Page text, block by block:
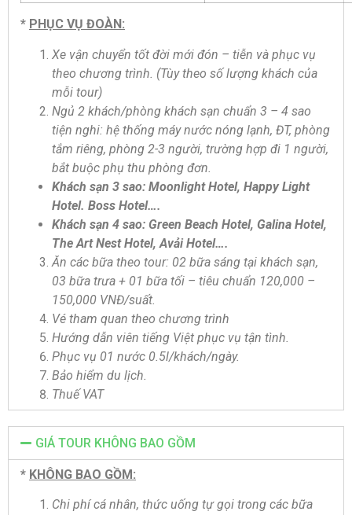
* PHỤC VỤ ĐOÀN:
Xe vận chuyển tốt đời mới đón – tiễn và phục vụ
theo chương trình. (Tùy theo số lượng khách của
mỗi tour)
Ngủ 2 khách/phòng khách sạn chuẩn 3 – 4 sao
tiện nghi: hệ thống máy nước nóng lạnh, ĐT, phòng
tắm riêng, phòng 2-3 người, trường hợp đi 1 người,
bắt buộc phụ thu phòng đơn.
Khách sạn 3 sao: Moonlight Hotel, Happy Light
Hotel. Boss Hotel….
Khách sạn 4 sao: Green Beach Hotel, Galina Hotel,
The Art Nest Hotel, Avải Hotel….
Ăn các bữa theo tour: 02 bữa sáng tại khách sạn,
03 bữa trưa + 01 bữa tối – tiêu chuẩn 120,000 –
150,000 VNĐ/suất.
Vé tham quan theo chương trình
Hướng dẫn viên tiếng Việt phục vụ tận tình.
Phục vụ 01 nước 0.5l/khách/ngày.
Bảo hiểm du lịch.
Thuế VAT
GIÁ TOUR KHÔNG BAO GỒM
* KHÔNG BAO GỒM:
Chi phí cá nhân, thức uống tự gọi trong các bữa